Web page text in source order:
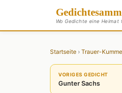
Gedichte
Wo Gedichte eine Heimat
Startseite › Trauer-
VORIGES GEDICHT
Gunter Sachs